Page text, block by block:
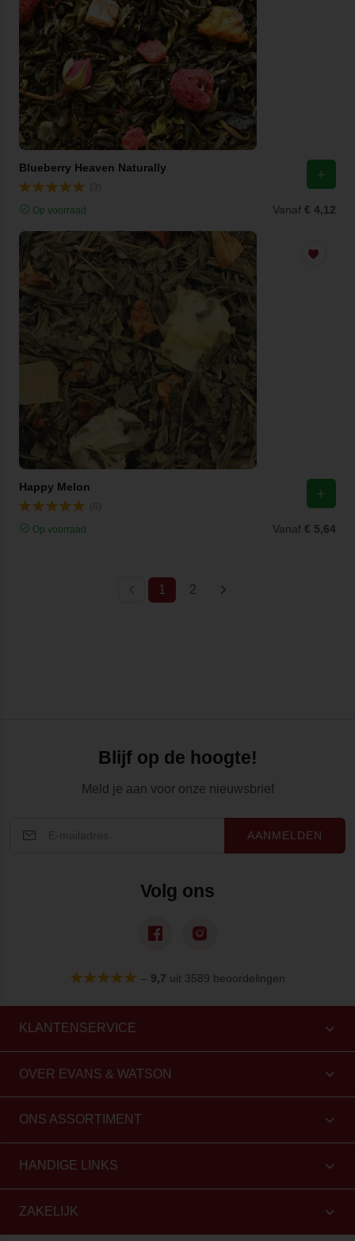
Blueberry Heaven Naturally
Op voorraad Vanaf € 4,12
Happy Melon
Op voorraad Vanaf € 5,64
1 (current)
2
Blijf op de hoogte!
Meld je aan voor onze nieuwsbrief
AANMELDEN
Volg ons
– 9,7 uit 3589 beoordelingen
KLANTENSERVICE
OVER EVANS & WATSON
ONS ASSORTIMENT
HANDIGE LINKS
ZAKELIJK